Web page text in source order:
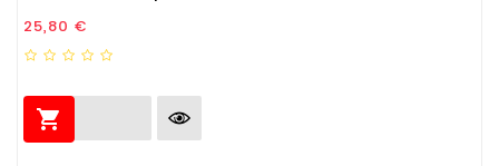
Prezzo
25,80 €
